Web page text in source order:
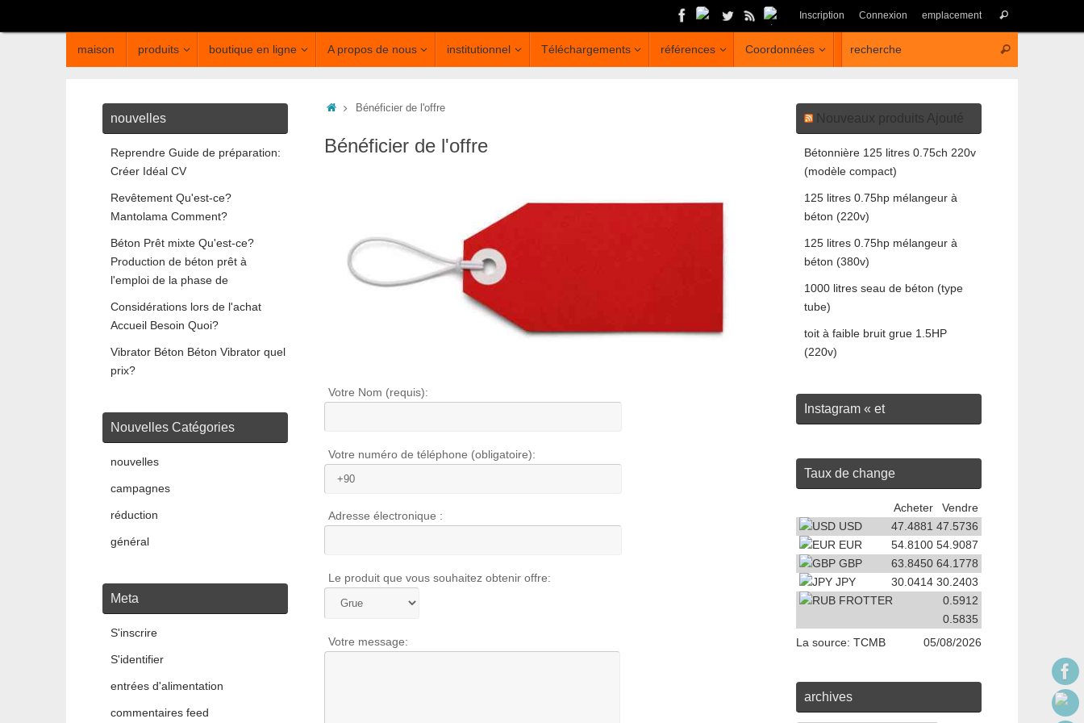
Inscription Connexion emplacement
Defini comme langue par défaut
maison produits boutique en ligne A propos de nous institutionnel Téléchargements références Coordonnées
Bénéficier de l'offre
Bénéficier de l'offre
Votre Nom (requis):
Votre numéro de téléphone (obligatoire):
Adresse électronique :
Le produit que vous souhaitez obtenir offre:
Votre message:
nouvelles
Reprendre Guide de préparation:
Créer Idéal CV
Revêtement Qu'est-ce?
Mantolama Comment?
Béton Prêt mixte Qu'est-ce?
Production de béton prêt à
l'emploi de la phase de
Considérations lors de l'achat
Accueil Besoin Quoi?
Vibrator Béton Béton Vibrator quel
prix?
Nouvelles Catégories
nouvelles
campagnes
réduction
général
Meta
S'inscrire
S'identifier
entrées d'alimentation
commentaires feed
Nouveaux produits Ajouté
Bétonnière 125 litres 0.75ch 220v
(modèle compact)
125 litres 0.75hp mélangeur à
béton (220v)
125 litres 0.75hp mélangeur à
béton (380v)
1000 litres seau de béton (type
tube)
toit à faible bruit grue 1.5HP
(220v)
Instagram « et
Taux de change
Vendre
Acheter
USD
47.5736
47.4881
EUR
54.9087
54.8100
GBP
64.1778
63.8450
JPY
30.2403
30.0414
FROTTER
0.5912
0.5835
La source: TCMB 05/08/2026
archives